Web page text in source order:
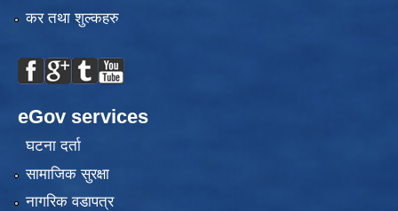
कर तथा शुल्कहरु
eGov services
घटना दर्ता
सामाजिक सुरक्षा
नागरिक वडापत्र